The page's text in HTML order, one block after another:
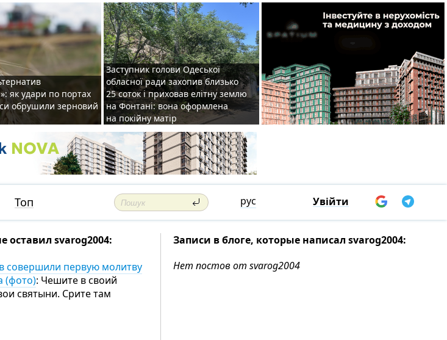
як удари по портах
обрушили зерновий
Заступник голови Одеської
обласної ради захопив близько
25 соток і приховав елітну землю
на Фонтані: вона оформлена
на покійну матір
Топ рус Увійти
svarog2004:
совершили первую молитву
(фото): Чешите в своий
святыни. Срите там
Записи в блоге, которые написал svarog2004:
Нет постов от svarog2004